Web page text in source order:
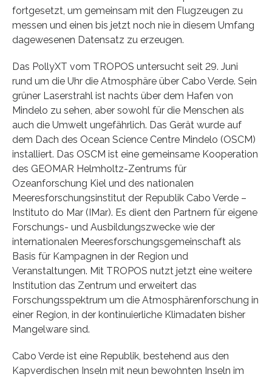
fortgesetzt, um gemeinsam mit den Flugzeugen zu
messen und einen bis jetzt noch nie in diesem Umfang
dagewesenen Datensatz zu erzeugen.
Das PollyXT vom TROPOS untersucht seit 29. Juni
rund um die Uhr die Atmosphäre über Cabo Verde. Sein
grüner Laserstrahl ist nachts über dem Hafen von
Mindelo zu sehen, aber sowohl für die Menschen als
auch die Umwelt ungefährlich. Das Gerät wurde auf
dem Dach des Ocean Science Centre Mindelo (OSCM)
installiert. Das OSCM ist eine gemeinsame Kooperation
des GEOMAR Helmholtz-Zentrums für
Ozeanforschung Kiel und des nationalen
Meeresforschungsinstitut der Republik Cabo Verde –
Instituto do Mar (IMar). Es dient den Partnern für eigene
Forschungs- und Ausbildungszwecke wie der
internationalen Meeresforschungsgemeinschaft als
Basis für Kampagnen in der Region und
Veranstaltungen. Mit TROPOS nutzt jetzt eine weitere
Institution das Zentrum und erweitert das
Forschungsspektrum um die Atmosphärenforschung in
einer Region, in der kontinuierliche Klimadaten bisher
Mangelware sind.
Cabo Verde ist eine Republik, bestehend aus den
Kapverdischen Inseln mit neun bewohnten Inseln im